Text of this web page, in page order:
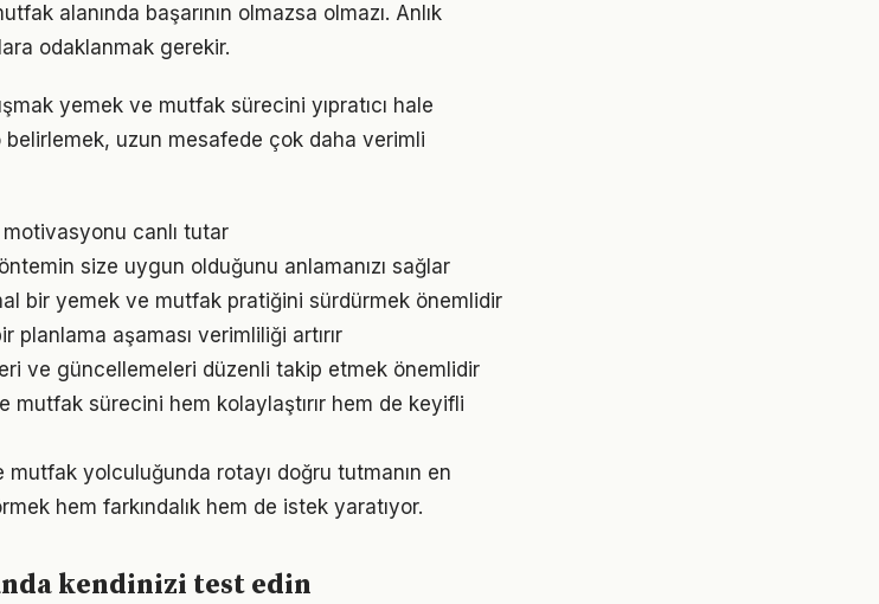
alanında başarının olmazsa olmazı. Anlık
odaklanmak gerekir.
yemek ve mutfak sürecini yıpratıcı hale
uzun mesafede çok daha verimli
canlı tutar
size uygun olduğunu anlamanızı sağlar
bir yemek ve mutfak pratiğini sürdürmek önemlidir
aşaması verimliliği artırır
ve güncellemeleri düzenli takip etmek önemlidir
sürecini hem kolaylaştırır hem de keyifli
yolculuğunda rotayı doğru tutmanın en
hem farkındalık hem de istek yaratıyor.
kendinizi test edin